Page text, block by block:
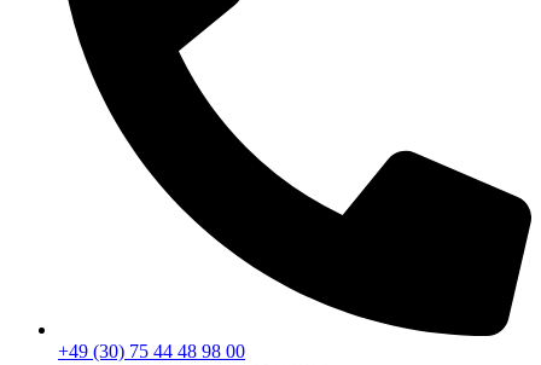
+49 (30) 75 44 48 98 00